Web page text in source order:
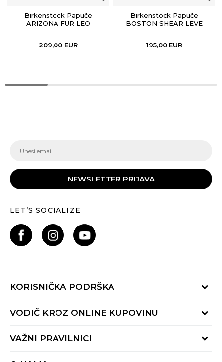
Birkenstock Papuče
ARIZONA FUR LEO
209,00 EUR
Birkenstock Papuče
BOSTON SHEAR LEVE
195,00 EUR
NEWSLETTER PRIJAVA
LET’S SOCIALIZE
KORISNIČKA PODRŠKA
Provjeri status porudžbine
Radno vrijeme 9-16h
VODIČ KROZ ONLINE KUPOVINU
Načini isporuke
Reklamacije
VAŽNI PRAVILNICI